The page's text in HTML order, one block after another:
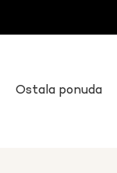
Ostala ponuda